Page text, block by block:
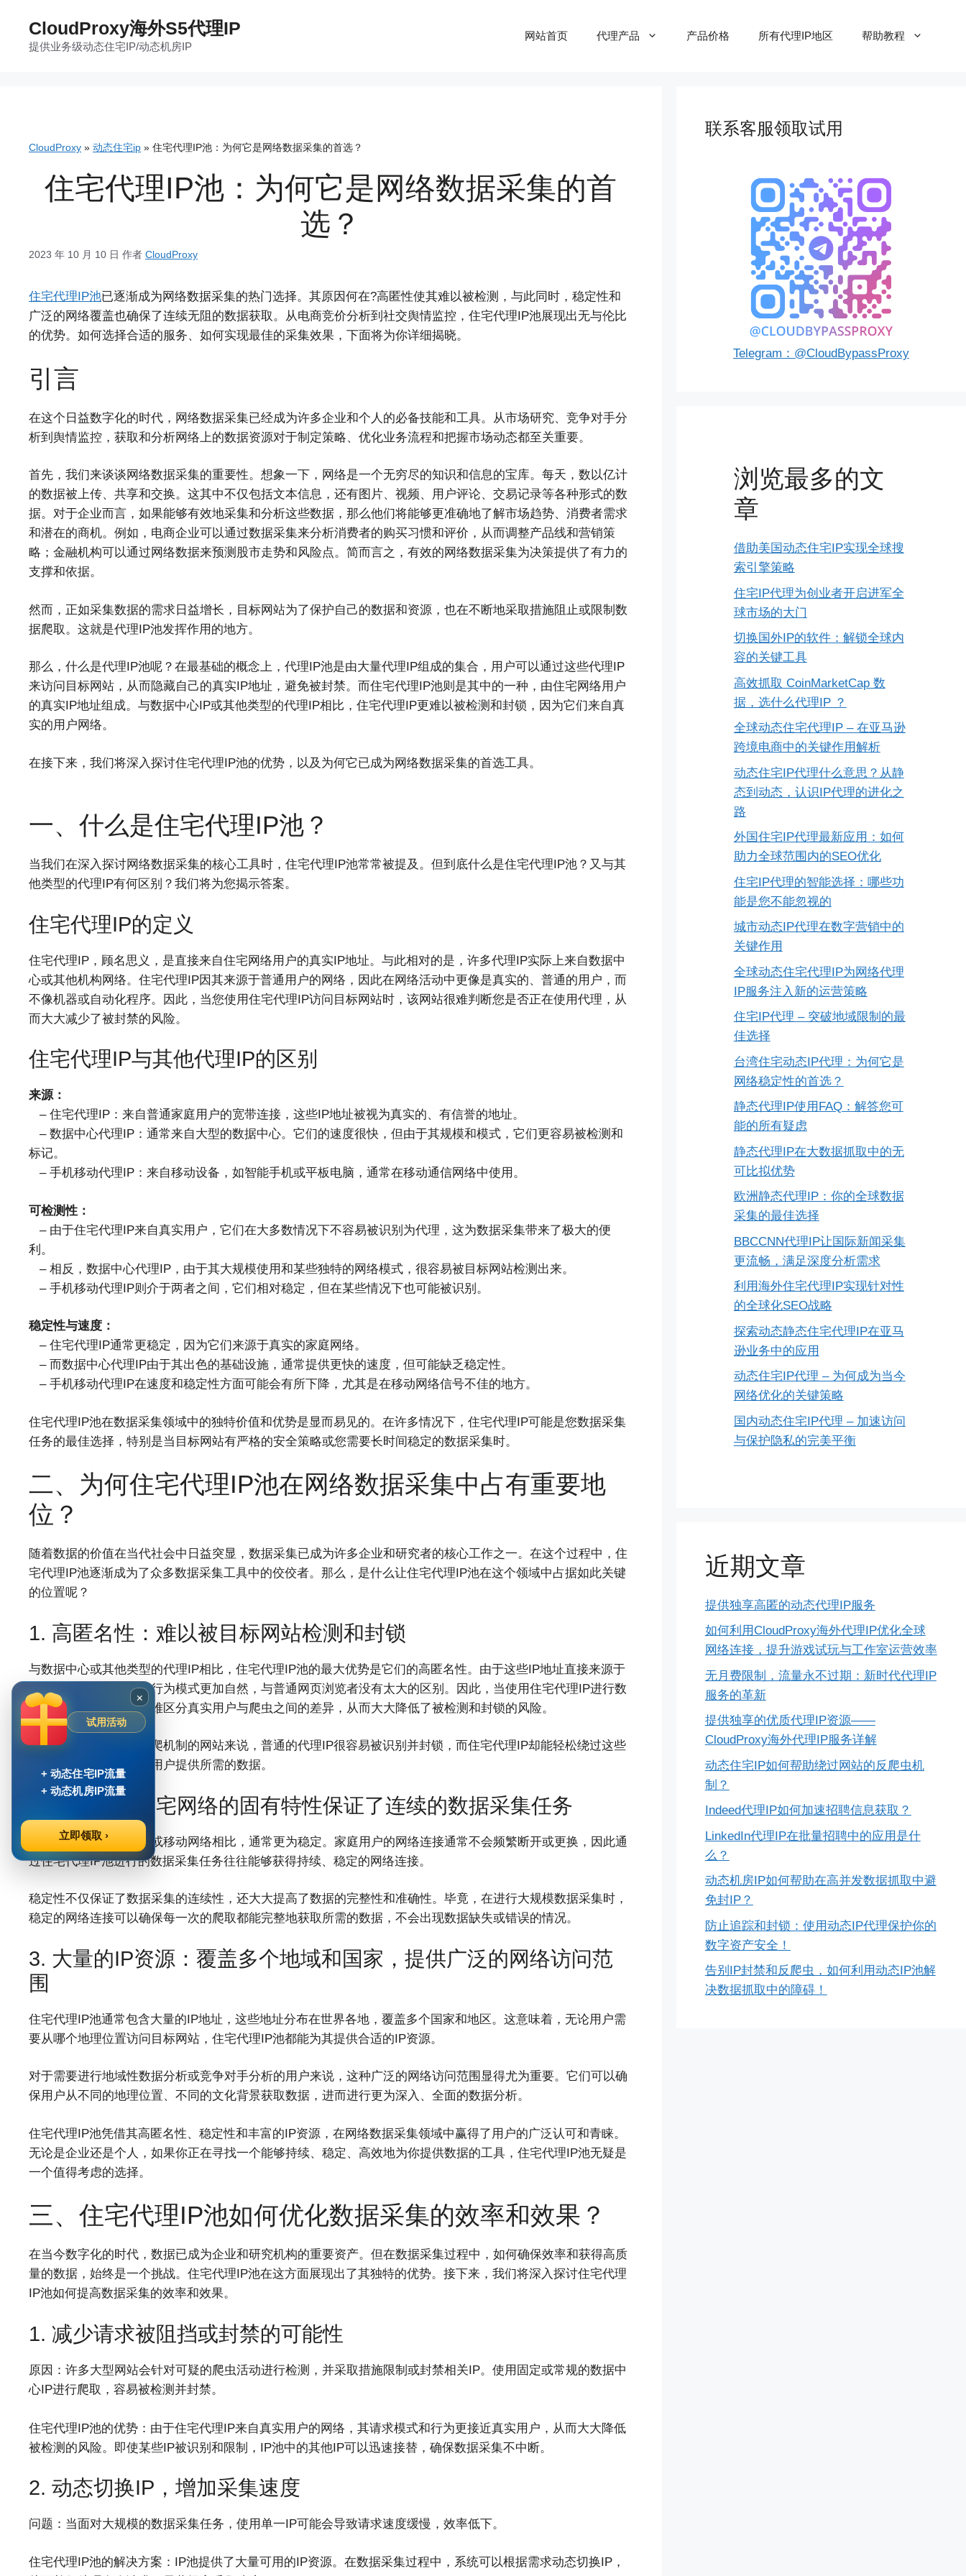
CloudProxy海外S5代理IP
提供业务级动态住宅IP/动态机房IP
网站首页 代理产品 产品价格 所有代理IP地区 帮助教程
CloudProxy » 动态住宅ip » 住宅代理IP池：为何它是网络数据采集的首选？
住宅代理IP池：为何它是网络数据采集的首
选？
2023 年 10 月 10 日 作者 CloudProxy
住宅代理IP池已逐渐成为网络数据采集的热门选择。其原因何在?高匿性使其难以被检测，与此同时，稳定性和
广泛的网络覆盖也确保了连续无阻的数据获取。从电商竞价分析到社交舆情监控，住宅代理IP池展现出无与伦比
的优势。如何选择合适的服务、如何实现最佳的采集效果，下面将为你详细揭晓。
引言
在这个日益数字化的时代，网络数据采集已经成为许多企业和个人的必备技能和工具。从市场研究、竞争对手分
析到舆情监控，获取和分析网络上的数据资源对于制定策略、优化业务流程和把握市场动态都至关重要。
首先，我们来谈谈网络数据采集的重要性。想象一下，网络是一个无穷尽的知识和信息的宝库。每天，数以亿计
的数据被上传、共享和交换。这其中不仅包括文本信息，还有图片、视频、用户评论、交易记录等各种形式的数
据。对于企业而言，如果能够有效地采集和分析这些数据，那么他们将能够更准确地了解市场趋势、消费者需求
和潜在的商机。例如，电商企业可以通过数据采集来分析消费者的购买习惯和评价，从而调整产品线和营销策
略；金融机构可以通过网络数据来预测股市走势和风险点。简而言之，有效的网络数据采集为决策提供了有力的
支撑和依据。
然而，正如采集数据的需求日益增长，目标网站为了保护自己的数据和资源，也在不断地采取措施阻止或限制数
据爬取。这就是代理IP池发挥作用的地方。
那么，什么是代理IP池呢？在最基础的概念上，代理IP池是由大量代理IP组成的集合，用户可以通过这些代理IP
来访问目标网站，从而隐藏自己的真实IP地址，避免被封禁。而住宅代理IP池则是其中的一种，由住宅网络用户
的真实IP地址组成。与数据中心IP或其他类型的代理IP相比，住宅代理IP更难以被检测和封锁，因为它们来自真
实的用户网络。
在接下来，我们将深入探讨住宅代理IP池的优势，以及为何它已成为网络数据采集的首选工具。
一、什么是住宅代理IP池？
当我们在深入探讨网络数据采集的核心工具时，住宅代理IP池常常被提及。但到底什么是住宅代理IP池？又与其
他类型的代理IP有何区别？我们将为您揭示答案。
住宅代理IP的定义
住宅代理IP，顾名思义，是直接来自住宅网络用户的真实IP地址。与此相对的是，许多代理IP实际上来自数据中
心或其他机构网络。住宅代理IP因其来源于普通用户的网络，因此在网络活动中更像是真实的、普通的用户，而
不像机器或自动化程序。因此，当您使用住宅代理IP访问目标网站时，该网站很难判断您是否正在使用代理，从
而大大减少了被封禁的风险。
住宅代理IP与其他代理IP的区别
来源：
– ​住宅代理IP：来自普通家庭用户的宽带连接，这些IP地址被视为真实的、有信誉的地址。
– ​数据中心代理IP：通常来自大型的数据中心。它们的速度很快，但由于其规模和模式，它们更容易被检测和
标记。
– ​手机移动代理IP：来自移动设备，如智能手机或平板电脑，通常在移动通信网络中使用。
可检测性：
– 由于住宅代理IP来自真实用户，它们在大多数情况下不容易被识别为代理，这为数据采集带来了极大的便
利。
– 相反，数据中心代理IP，由于其大规模使用和某些独特的网络模式，很容易被目标网站检测出来。
– 手机移动代理IP则介于两者之间，它们相对稳定，但在某些情况下也可能被识别。
稳定性与速度：
– 住宅代理IP通常更稳定，因为它们来源于真实的家庭网络。
– 而数据中心代理IP由于其出色的基础设施，通常提供更快的速度，但可能缺乏稳定性。
– 手机移动代理IP在速度和稳定性方面可能会有所下降，尤其是在移动网络信号不佳的地方。
住宅代理IP池在数据采集领域中的独特价值和优势是显而易见的。在许多情况下，住宅代理IP可能是您数据采集
任务的最佳选择，特别是当目标网站有严格的安全策略或您需要长时间稳定的数据采集时。
二、为何住宅代理IP池在网络数据采集中占有重要地
位？
随着数据的价值在当代社会中日益突显，数据采集已成为许多企业和研究者的核心工作之一。在这个过程中，住
宅代理IP池逐渐成为了众多数据采集工具中的佼佼者。那么，是什么让住宅代理IP池在这个领域中占据如此关键
的位置呢？
1. 高匿名性：难以被目标网站检测和封锁
与数据中心或其他类型的代理IP相比，住宅代理IP池的最大优势是它们的高匿名性。由于这些IP地址直接来源于
普通家庭用户，它们的行为模式更加自然，与普通网页浏览者没有太大的区别。因此，当使用住宅代理IP进行数
据采集时，目标网站很难区分真实用户与爬虫之间的差异，从而大大降低了被检测和封锁的风险。
对于大型、具有严格反爬机制的网站来说，普通的代理IP很容易被识别并封锁，而住宅代理IP却能轻松绕过这些
机制，持续、稳定地为用户提供所需的数据。
2. 稳定性：住宅网络的固有特性保证了连续的数据采集任务
住宅网络，与数据中心或移动网络相比，通常更为稳定。家庭用户的网络连接通常不会频繁断开或更换，因此通
过住宅代理IP池进行的数据采集任务往往能够获得持续、稳定的网络连接。
稳定性不仅保证了数据采集的连续性，还大大提高了数据的完整性和准确性。毕竟，在进行大规模数据采集时，
稳定的网络连接可以确保每一次的爬取都能完整地获取所需的数据，不会出现数据缺失或错误的情况。
3. 大量的IP资源：覆盖多个地域和国家，提供广泛的网络访问范
围
住宅代理IP池通常包含大量的IP地址，这些地址分布在世界各地，覆盖多个国家和地区。这意味着，无论用户需
要从哪个地理位置访问目标网站，住宅代理IP池都能为其提供合适的IP资源。
对于需要进行地域性数据分析或竞争对手分析的用户来说，这种广泛的网络访问范围显得尤为重要。它们可以确
保用户从不同的地理位置、不同的文化背景获取数据，进而进行更为深入、全面的数据分析。
住宅代理IP池凭借其高匿名性、稳定性和丰富的IP资源，在网络数据采集领域中赢得了用户的广泛认可和青睐。
无论是企业还是个人，如果你正在寻找一个能够持续、稳定、高效地为你提供数据的工具，住宅代理IP池无疑是
一个值得考虑的选择。
三、住宅代理IP池如何优化数据采集的效率和效果？
在当今数字化的时代，数据已成为企业和研究机构的重要资产。但在数据采集过程中，如何确保效率和获得高质
量的数据，始终是一个挑战。住宅代理IP池在这方面展现出了其独特的优势。接下来，我们将深入探讨住宅代理
IP池如何提高数据采集的效率和效果。
1. 减少请求被阻挡或封禁的可能性
原因：许多大型网站会针对可疑的爬虫活动进行检测，并采取措施限制或封禁相关IP。使用固定或常规的数据中
心IP进行爬取，容易被检测并封禁。
住宅代理IP池的优势：由于住宅代理IP来自真实用户的网络，其请求模式和行为更接近真实用户，从而大大降低
被检测的风险。即使某些IP被识别和限制，IP池中的其他IP可以迅速接替，确保数据采集不中断。
2. 动态切换IP，增加采集速度
问题：当面对大规模的数据采集任务，使用单一IP可能会导致请求速度缓慢，效率低下。
住宅代理IP池的解决方案：IP池提供了大量可用的IP资源。在数据采集过程中，系统可以根据需求动态切换IP，
联系客服领取试用
Telegram：@CloudBypassProxy
浏览最多的文
章
借助美国动态住宅IP实现全球搜
索引擎策略
住宅IP代理为创业者开启进军全
球市场的大门
切换国外IP的软件：解锁全球内
容的关键工具
高效抓取 CoinMarketCap 数
据，选什么代理IP ？
全球动态住宅代理IP – 在亚马逊
跨境电商中的关键作用解析
动态住宅IP代理什么意思？从静
态到动态，认识IP代理的进化之
路
外国住宅IP代理最新应用：如何
助力全球范围内的SEO优化
住宅IP代理的智能选择：哪些功
能是您不能忽视的
城市动态IP代理在数字营销中的
关键作用
全球动态住宅代理IP为网络代理
IP服务注入新的运营策略
住宅IP代理 – 突破地域限制的最
佳选择
台湾住宅动态IP代理：为何它是
网络稳定性的首选？
静态代理IP使用FAQ：解答您可
能的所有疑虑
静态代理IP在大数据抓取中的无
可比拟优势
欧洲静态代理IP：你的全球数据
采集的最佳选择
BBCCNN代理IP让国际新闻采集
更流畅，满足深度分析需求
利用海外住宅代理IP实现针对性
的全球化SEO战略
探索动态静态住宅代理IP在亚马
逊业务中的应用
动态住宅IP代理 – 为何成为当今
网络优化的关键策略
国内动态住宅IP代理 – 加速访问
与保护隐私的完美平衡
近期文章
提供独享高匿的动态代理IP服务
如何利用CloudProxy海外代理IP优化全球
网络连接，提升游戏试玩与工作室运营效率
无月费限制，流量永不过期：新时代代理IP
服务的革新
提供独享的优质代理IP资源——
CloudProxy海外代理IP服务详解
动态住宅IP如何帮助绕过网站的反爬虫机
制？
Indeed代理IP如何加速招聘信息获取？
LinkedIn代理IP在批量招聘中的应用是什
么？
动态机房IP如何帮助在高并发数据抓取中避
免封IP？
防止追踪和封锁：使用动态IP代理保护你的
数字资产安全！
告别IP封禁和反爬虫，如何利用动态IP池解
决数据抓取中的障碍！
×
试用活动
+ 动态住宅IP流量
+ 动态机房IP流量
立即领取 ›